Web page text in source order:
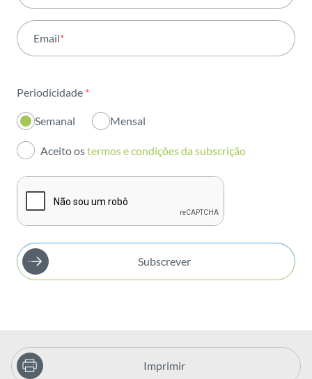
Atividade
Institucional
Inovação
Investidores
Publicações
Email*
Periodicidade *
Semanal Mensal
Aceito ostermos e condições da subscrição
Subscrever
Imprimir